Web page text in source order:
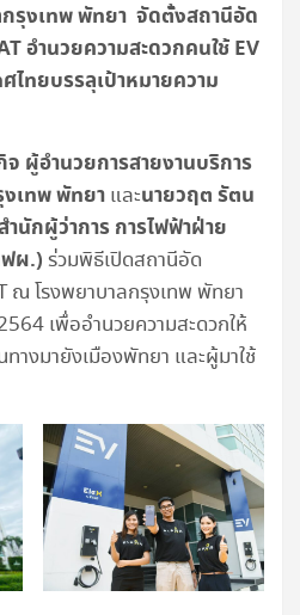
กรุงเทพ พัทยา จัดตั้งสถานีอัด
อำนวยความสะดวกคนใช้ EV
ทยบรรลุเป้าหมายความ
ผู้อำนวยการสายงานบริการ
เทพ พัทยา และนายวฤต รัตน
นักผู้ว่าการ การไฟฟ้าฝ่าย
ผ.) ร่วมพิธีเปิดสถานีอัด
ณ โรงพยาบาลกรุงเทพ พัทยา
เพื่ออำนวยความสะดวกให้
างมายังเมืองพัทยา และผู้มาใช้